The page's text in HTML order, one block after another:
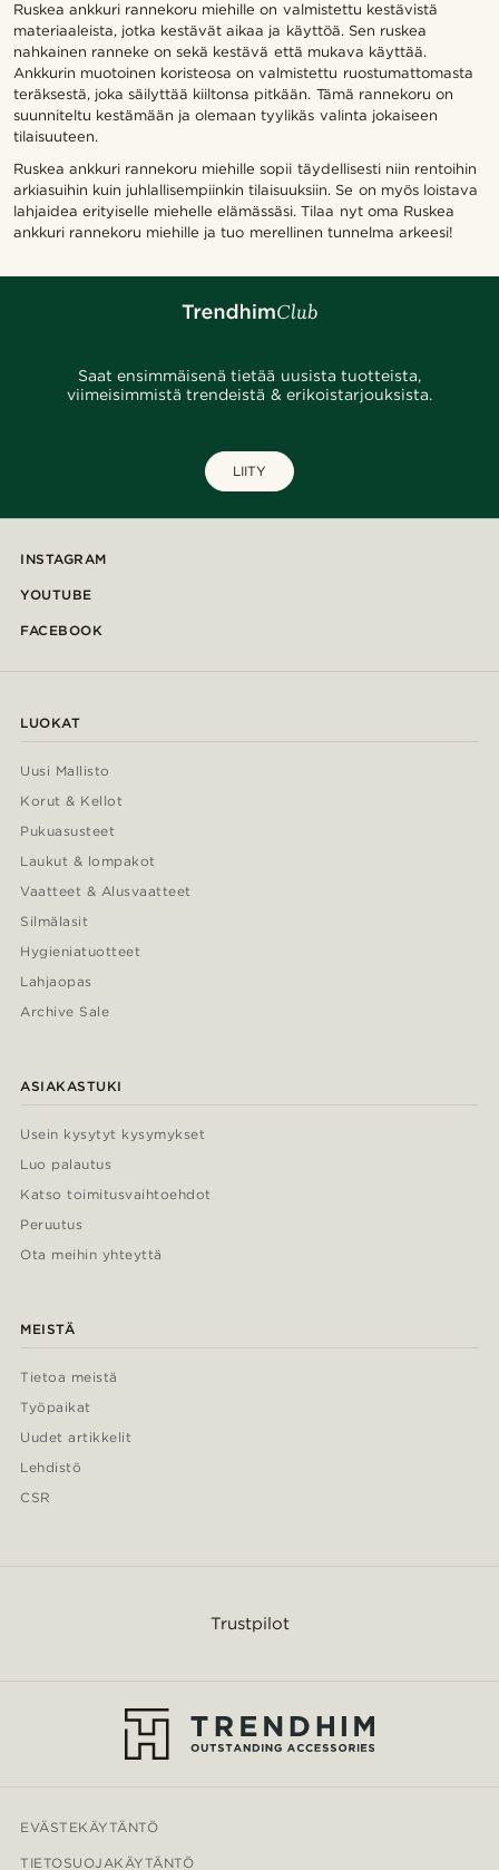
Ruskea ankkuri rannekoru miehille on valmistettu kestävistä
materiaaleista, jotka kestävät aikaa ja käyttöä. Sen ruskea
nahkainen ranneke on sekä kestävä että mukava käyttää.
Ankkurin muotoinen koristeosa on valmistettu ruostumattomasta
teräksestä, joka säilyttää kiiltonsa pitkään. Tämä rannekoru on
suunniteltu kestämään ja olemaan tyylikäs valinta jokaiseen
tilaisuuteen.
Ruskea ankkuri rannekoru miehille sopii täydellisesti niin rentoihin
arkiasuihin kuin juhlallisempiinkin tilaisuuksiin. Se on myös loistava
lahjaidea erityiselle miehelle elämässäsi. Tilaa nyt oma Ruskea
ankkuri rannekoru miehille ja tuo merellinen tunnelma arkeesi!
Saat ensimmäisenä tietää uusista tuotteista,
viimeisimmistä trendeistä & erikoistarjouksista.
LIITY
INSTAGRAM
YOUTUBE
FACEBOOK
LUOKAT
Uusi Mallisto
Korut & Kellot
Pukuasusteet
Laukut & lompakot
Vaatteet & Alusvaatteet
Silmälasit
Hygieniatuotteet
Lahjaopas
Archive Sale
ASIAKASTUKI
Usein kysytyt kysymykset
Luo palautus
Katso toimitusvaihtoehdot
Peruutus
Ota meihin yhteyttä
MEISTÄ
Tietoa meistä
Työpaikat
Uudet artikkelit
Lehdistö
CSR
Trustpilot
EVÄSTEKÄYTÄNTÖ
TIETOSUOJAKÄYTÄNTÖ